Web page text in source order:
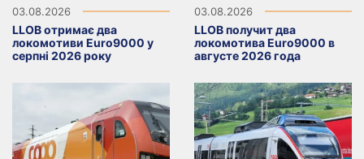
03.08.2026
LLOB отримає два
локомотиви Euro9000 у
серпні 2026 року
03.08.2026
LLOB получит два
локомотива Euro9000 в
августе 2026 года